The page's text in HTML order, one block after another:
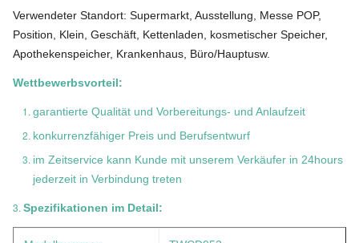
Verwendeter Standort: Supermarkt, Ausstellung, Messe POP,
Position, Klein, Geschäft, Kettenladen, kosmetischer Speicher,
Apothekenspeicher, Krankenhaus, Büro/Hauptusw.
Wettbewerbsvorteil:
garantierte Qualität und Vorbereitungs- und Anlaufzeit
konkurrenzfähiger Preis und Berufsentwurf
im Zeitservice kann Kunde mit unserem Verkäufer in 24hours
jederzeit in Verbindung treten
3. Spezifikationen im Detail: